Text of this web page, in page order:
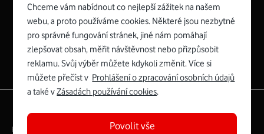
Zyxel VMG8623-T50B:
Rozměry modemu jsou 16 x 22 x 7,5 cm (včetně stojánku)
a nabízí 4 gigabitové LAN porty a bezdrátové připojení Wi-
Fi ve verzích 802.11 b/g/n/ac pro frekvenci 2,4 GHz a
Mb/s.
Více o Zyxel VMG8623-T50B
Spojte se s Vodafonem
Právní­ podmí­nky Ochrana soukromí­
Chceme vám nabídnout co nejlepší zážitek na našem
webu, a proto používáme cookies. Některé jsou nezbytné
pro správné fungování stránek, jiné nám pomáhají
zlepšovat obsah, měřit návštěvnost nebo přizpůsobit
reklamu. Svůj výběr můžete kdykoli změnit. Více si
můžete přečíst v Prohlášení o zpracování osobních údajů
a také vZásadách používání cookies.
Povolit vše